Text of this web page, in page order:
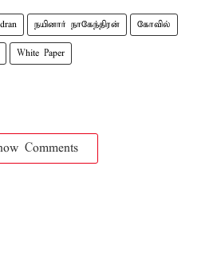
நயினார் நாகேந்திரன் கோவில்
White Paper
Comments